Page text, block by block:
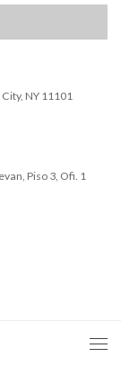
NY 11101
Piso 3, Ofi. 1